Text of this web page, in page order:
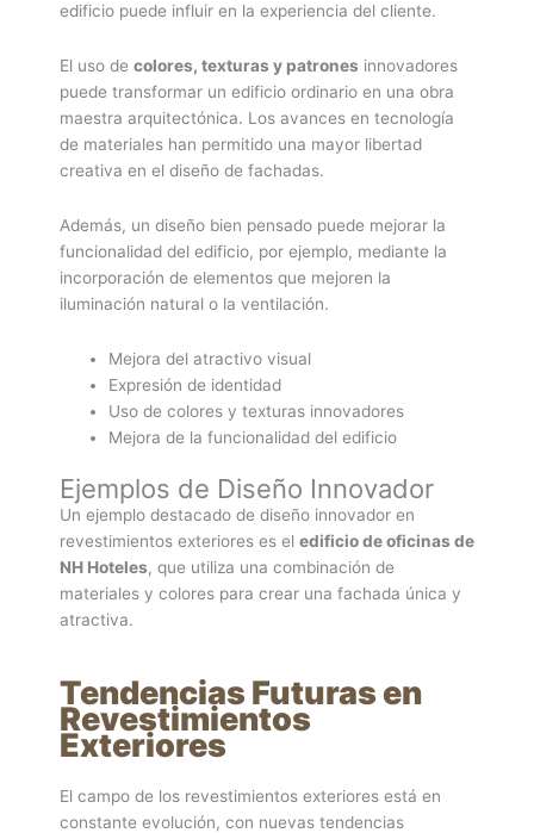
edificio puede influir en la experiencia del cliente.
El uso de colores, texturas y patrones innovadores
puede transformar un edificio ordinario en una obra
maestra arquitectónica. Los avances en tecnología
de materiales han permitido una mayor libertad
creativa en el diseño de fachadas.
Además, un diseño bien pensado puede mejorar la
funcionalidad del edificio, por ejemplo, mediante la
incorporación de elementos que mejoren la
iluminación natural o la ventilación.
Mejora del atractivo visual
Expresión de identidad
Uso de colores y texturas innovadores
Mejora de la funcionalidad del edificio
Ejemplos de Diseño Innovador
Un ejemplo destacado de diseño innovador en
revestimientos exteriores es el edificio de oficinas de
NH Hoteles, que utiliza una combinación de
materiales y colores para crear una fachada única y
atractiva.
Tendencias Futuras en
Revestimientos
Exteriores
El campo de los revestimientos exteriores está en
constante evolución, con nuevas tendencias